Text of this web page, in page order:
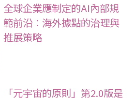
全球企業應制定的AI內部規
範前沿：海外據點的治理與
推展策略
「元宇宙的原則」第2.0版是